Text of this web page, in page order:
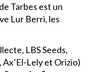
Tarbes est un
Lur Berri, les
LBS Seeds,
Lely et Orizio)